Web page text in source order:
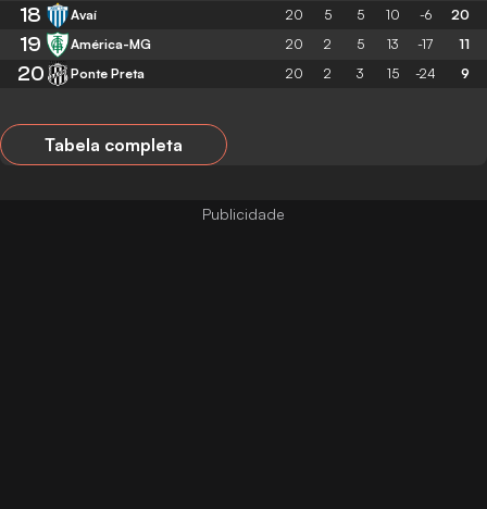
18 Avaí 20 5 5 10 -6 20
19 América-MG 20 2 5 13 -17 11
20 Ponte Preta 20 2 3 15 -24 9
Tabela completa